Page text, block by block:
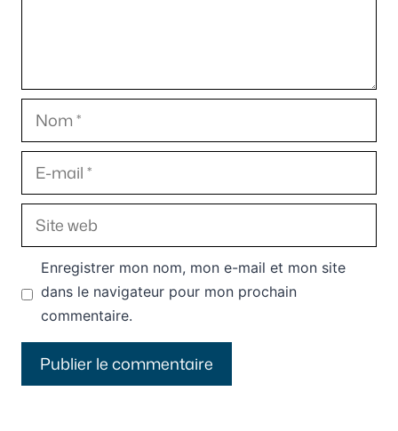
Nom
E-
mail
Site
web
Enregistrer mon nom, mon e-mail et mon site
dans le navigateur pour mon prochain
commentaire.